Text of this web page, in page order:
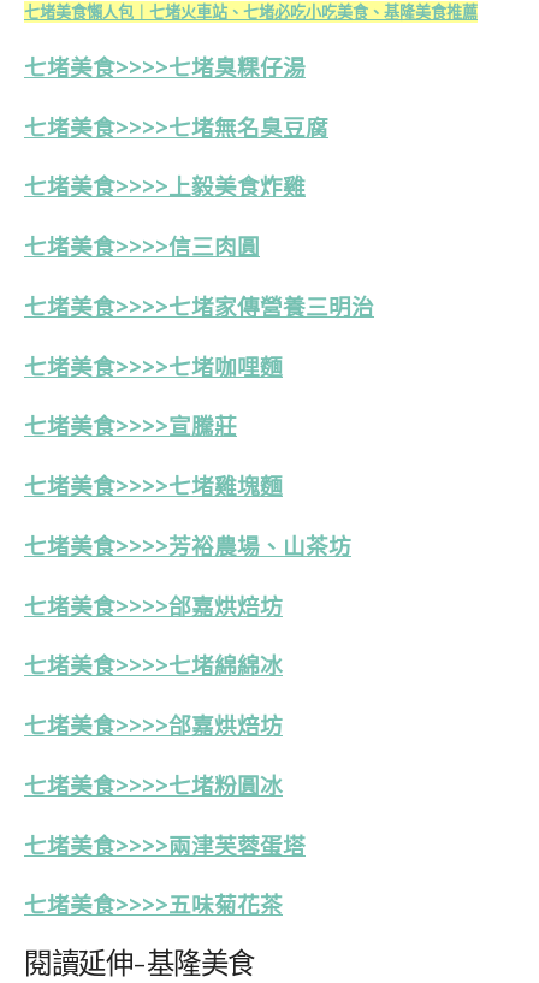
七堵美食懶人包｜七堵火車站、七堵必吃小吃美食、基隆美食推薦
七堵美食>>>>七堵臭粿仔湯
七堵美食>>>>七堵無名臭豆腐
七堵美食>>>>上毅美食炸雞
七堵美食>>>>信三肉圓
七堵美食>>>>七堵家傳營養三明治
七堵美食>>>>七堵咖哩麵
七堵美食>>>>宣騰莊
七堵美食>>>>七堵雞塊麵
七堵美食>>>>芳裕農場、山茶坊
七堵美食>>>>郃嘉烘焙坊
七堵美食>>>>七堵綿綿冰
七堵美食>>>>郃嘉烘焙坊
七堵美食>>>>七堵粉圓冰
七堵美食>>>>兩津芙蓉蛋塔
七堵美食>>>>五味菊花茶
閱讀延伸-基隆美食